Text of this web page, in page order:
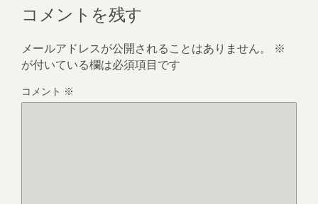
コメントを残す
メールアドレスが公開されることはありません。
※
が付いている欄は必須項目です
コメント ※